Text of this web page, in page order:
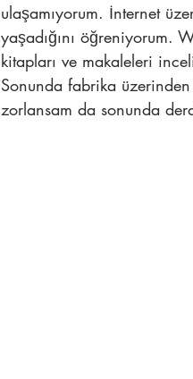
ulaşamıyorum. İnternet
yaşadığını öğreniyorum.
kitapları ve makaleleri
Sonunda fabrika
zorlansam da sonunda